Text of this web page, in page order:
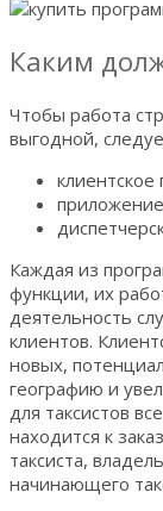
Каким
Чтобы работа
выгодной,
приложение
Каждая из
функции, их
деятельность
клиентов.
новых,
географию и
для таксистов
находится к
таксиста,
начинающего